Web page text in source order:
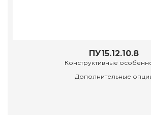
ПУ15.12.10.8
Конструктивные
Дополнительные